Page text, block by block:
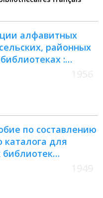
алфавитных
районных
:
метод. указания)
по составлению
каталога для
библиотек
транспорта